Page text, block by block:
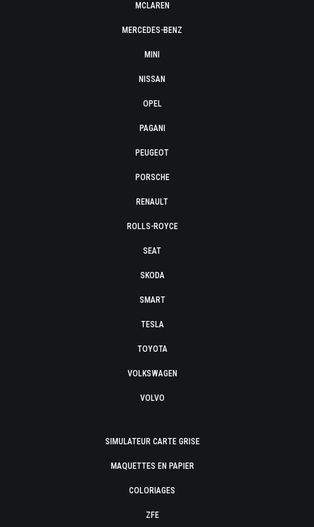
MCLAREN
MERCEDES-BENZ
MINI
NISSAN
OPEL
PAGANI
PEUGEOT
PORSCHE
RENAULT
ROLLS-ROYCE
SEAT
SKODA
SMART
TESLA
TOYOTA
VOLKSWAGEN
VOLVO
SIMULATEUR CARTE GRISE
MAQUETTES EN PAPIER
COLORIAGES
ZFE